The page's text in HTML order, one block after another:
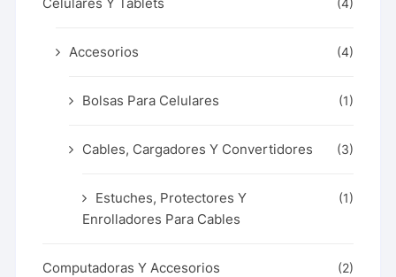
(4)
Accesorios (4)
Bolsas Para Celulares (1)
Cables, Cargadores Y Convertidores (3)
Estuches, Protectores Y
Enrolladores Para Cables
(1)
Computadoras Y Accesorios (2)